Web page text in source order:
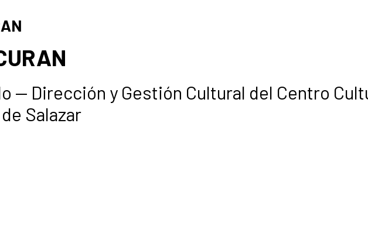
— Dirección y Gestión Cultural del Centro
Salazar